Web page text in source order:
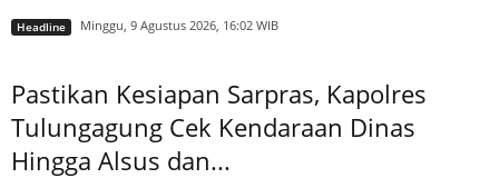
Headline Minggu, 9 Agustus 2026, 16:02 WIB
Pastikan Kesiapan Sarpras, Kapolres
Tulungagung Cek Kendaraan Dinas
Hingga Alsus dan...